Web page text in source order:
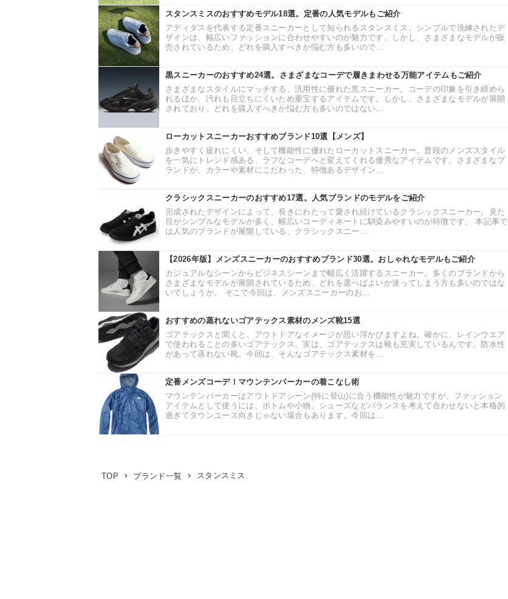
スタンスミスのおすすめモデル18選。定番の人気モデルもご紹介
アディダスを代表する定番スニーカーとして知られるスタンスミス。シンプルで洗練されたデ
ザインは、幅広いファッションに合わせやすいのが魅力です。しかし、さまざまなモデルが販
売されているため、どれを購入すべきか悩む方も多いので...
黒スニーカーのおすすめ24選。さまざまなコーデで履きまわせる万能アイテムもご紹介
さまざまなスタイルにマッチする、汎用性に優れた黒スニーカー。コーデの印象を引き締めら
れるほか、汚れも目立ちにくいため重宝するアイテムです。しかし、さまざまなモデルが展開
されており、どれを購入すべきか悩む方も多いのではない...
ローカットスニーカーおすすめブランド10選【メンズ】
歩きやすく疲れにくい、そして機能性に優れたローカットスニーカー。普段のメンズスタイル
を一気にトレンド感ある、ラフなコーデへと変えてくれる優秀なアイテムです。さまざまなブ
ランドが、カラーや素材にこだわった、特徴あるデザイン...
クラシックスニーカーのおすすめ17選。人気ブランドのモデルをご紹介
完成されたデザインによって、長きにわたって愛され続けているクラシックスニーカー。見た
目がシンプルなモデルが多く、幅広いコーディネートに馴染みやすいのが特徴です。 本記事で
は人気のブランドが展開している、クラシックスニー...
【2026年版】メンズスニーカーのおすすめブランド30選。おしゃれなモデルもご紹介
カジュアルなシーンからビジネスシーンまで幅広く活躍するスニーカー。多くのブランドから
さまざまなモデルが展開されているため、どれを選べばよいか迷ってしまう方も多いのではな
いでしょうか。 そこで今回は、メンズスニーカーのお...
おすすめの蒸れないゴアテックス素材のメンズ靴15選
ゴアテックスと聞くと、アウトドアなイメージが思い浮かびますよね。確かに、レインウエア
で使われることの多いゴアテックス。実は、ゴアテックスは靴も充実しているんです。防水性
があって蒸れない靴。今回は、そんなゴアテックス素材を...
定番メンズコーデ！マウンテンパーカーの着こなし術
マウンテンパーカーはアウトドアシーン(特に登山)に合う機能性が魅力ですが、ファッション
アイテムとして使うには、ボトムや小物、シューズなどバランスを考えて合わせないと本格的
過ぎてタウンユース向きじゃない場合もあります。今回は...
TOP ブランド一覧 スタンスミス